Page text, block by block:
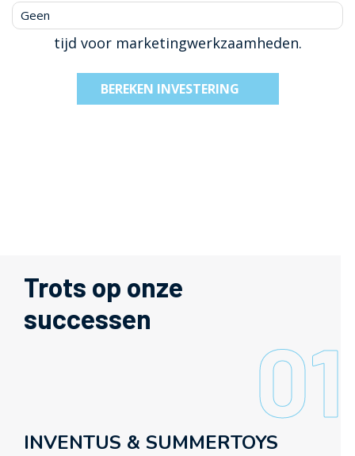
tijd voor marketingwerkzaamheden.
BEREKEN INVESTERING
Trots op onze
successen
01
INVENTUS & SUMMERTOYS